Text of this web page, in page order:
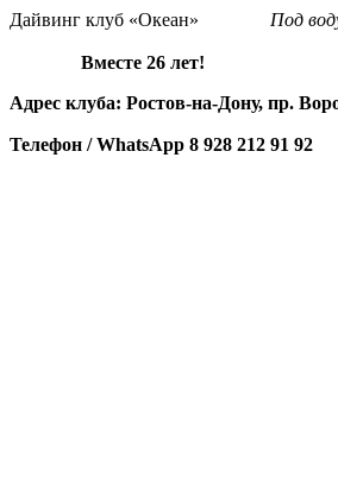
Дайвинг клуб «Океан» Под
Вместе 26 лет!
Адрес клуба: Ростов-на-Дону, пр.
Телефон / WhatsApp 8 928 212 91 92